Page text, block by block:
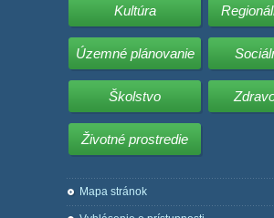
Kultúra
Územné plánovanie
Školstvo
Životné prostredie
Mapa stránok